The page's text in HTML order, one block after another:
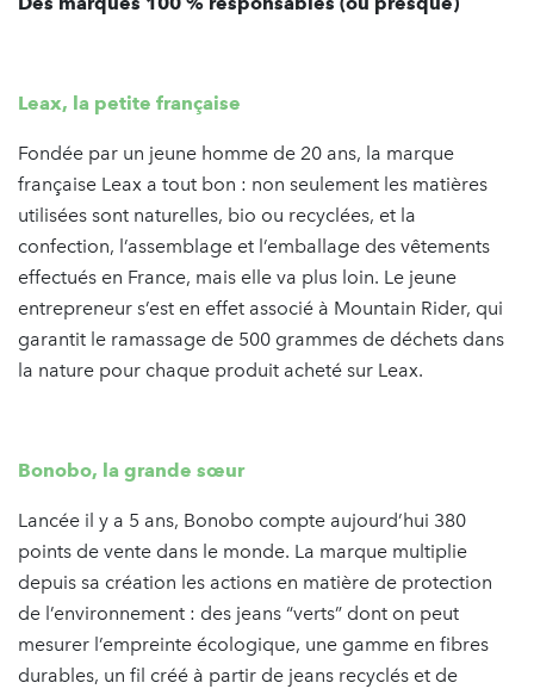
Leax, la petite française
Fondée par un jeune homme de 20 ans, la marque
française Leax a tout bon : non seulement les matières
utilisées sont naturelles, bio ou recyclées, et la
confection, l’assemblage et l’emballage des vêtements
effectués en France, mais elle va plus loin. Le jeune
entrepreneur s’est en effet associé à Mountain Rider, qui
garantit le ramassage de 500 grammes de déchets dans
la nature pour chaque produit acheté sur Leax.
Bonobo, la grande sœur
Lancée il y a 5 ans, Bonobo compte aujourd’hui 380
points de vente dans le monde. La marque multiplie
depuis sa création les actions en matière de protection
de l’environnement : des jeans “verts” dont on peut
mesurer l’empreinte écologique, une gamme en fibres
durables, un fil créé à partir de jeans recyclés et de